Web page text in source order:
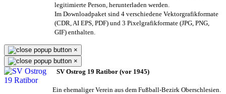
legitimierte Person, herunterladen werden.
Im Downloadpaket sind 4 verschiedene Vektorgrafikformate
(CDR, AI EPS, PDF) und 3 Pixelgrafikformate (JPG, PNG,
GIF) enthalten.
×
×
SV Ostrog 19 Ratibor (vor 1945)
Ein ehemaliger Verein aus dem Fußball-Bezirk Oberschlesien.